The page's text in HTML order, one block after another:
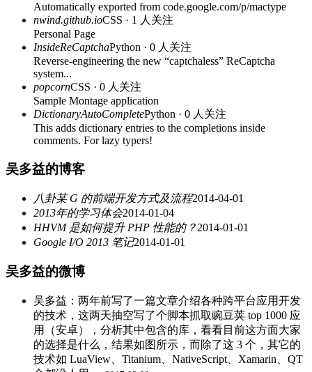
Automatically exported from code.google.com/p/mactype
nwind.github.ioCSS · 1 人关注
Personal Page
InsideReCaptchaPython · 0 人关注
Reverse-engineering the new “captchaless” ReCaptcha
system...
popcornCSS · 0 人关注
Sample Montage application
DictionaryAutoCompletePython · 0 人关注
This adds dictionary entries to the completions inside
comments. For lazy typers!
吴多益的博客
八卦某 G 的前端开发方式及流程2014-04-01
2013年的学习体会2014-01-04
HHVM 是如何提升 PHP 性能的？2014-01-01
Google I/O 2013 笔记2014-01-01
吴多益的微博
吴多益：两年前写了一篇文章介绍各种跨平台应用开发
的技术，这两天抽空写了个脚本抓取豌豆荚 top 1000 应
用（安卓），分析其中包含的库，看看目前这方面大家
的选择是什么，结果如图所示，而除了这 3 个，其它的
技术如 LuaView、Titanium、NativeScript、Xamarin、QT